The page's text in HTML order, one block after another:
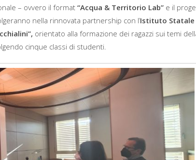
– ovvero il format “Acqua & Territorio Lab” e il
nella rinnovata partnership con l’Istituto Statale
orientato alla formazione dei ragazzi sui temi
cinque classi di studenti.